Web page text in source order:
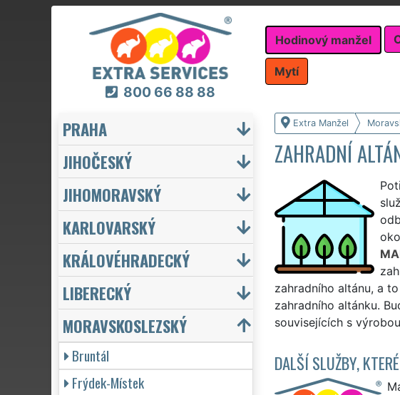
800 66 88 88
Hodinový manžel
Mytí
Extra Manžel
ZAHRADNÍ
zahradního altánu, a
zahradního altánku.
souvisejících s
DALŠÍ SLUŽBY,
PRAHA
JIHOČESKÝ
JIHOMORAVSKÝ
KARLOVARSKÝ
KRÁLOVÉHRADECKÝ
LIBERECKÝ
MORAVSKOSLEZSKÝ
Bruntál
Frýdek-Místek